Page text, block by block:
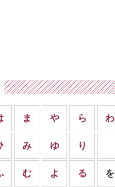
ま
み
む
や
ゆ
よ
ら
り
る
わ
を